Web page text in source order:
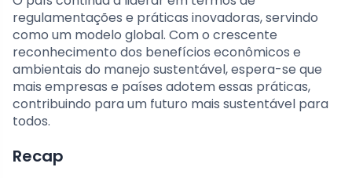
regulamentações e práticas inovadoras, servindo
como um modelo global. Com o crescente
reconhecimento dos benefícios econômicos e
ambientais do manejo sustentável, espera-se que
mais empresas e países adotem essas práticas,
contribuindo para um futuro mais sustentável para
todos.
Recap